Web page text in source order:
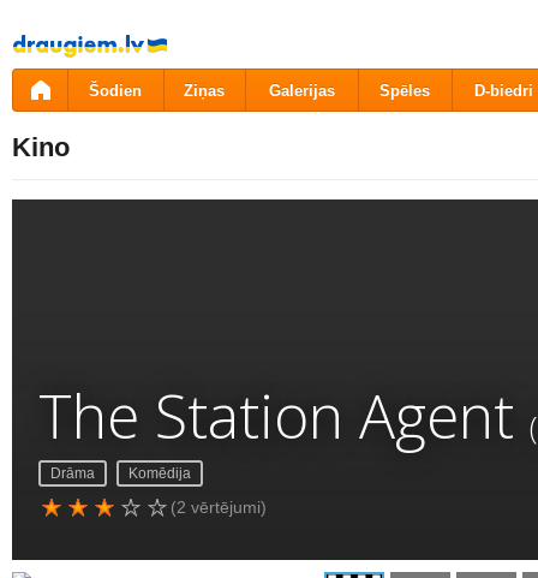
Pāriet
uz
saturu
Šodien Ziņas Galerijas Spēles D-biedri
Kino
The Station Agent
Drāma Komēdija
(2 vērtējumi)